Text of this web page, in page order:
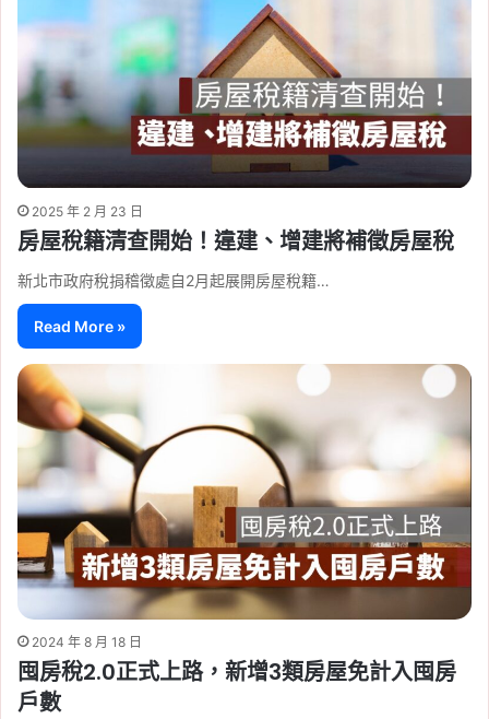
2025 年 2 月 23 日
房屋稅籍清查開始！違建、增建將補徵房屋稅
新北市政府稅捐稽徵處自2月起展開房屋稅籍…
Read More »
2024 年 8 月 18 日
囤房稅2.0正式上路，新增3類房屋免計入囤房
戶數